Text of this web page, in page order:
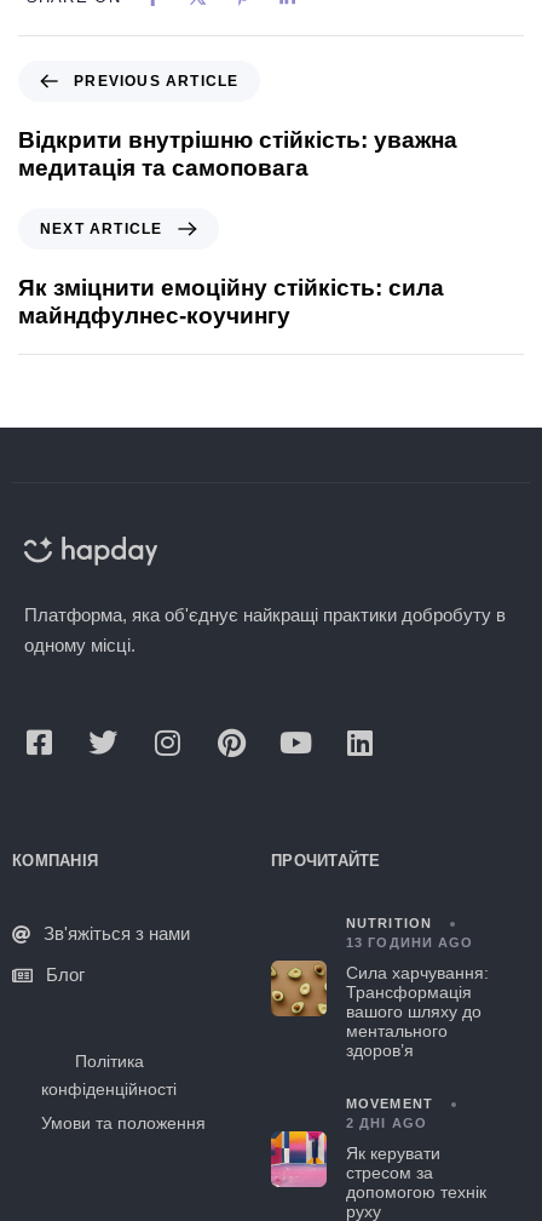
PREVIOUS ARTICLE
Відкрити внутрішню стійкість: уважна
медитація та самоповага
NEXT ARTICLE
Як зміцнити емоційну стійкість: сила
майндфулнес-коучингу
Платформа, яка об'єднує найкращі практики добробуту в
одному місці.
КОМПАНІЯ
Зв'яжіться з нами
Блог
Політика
конфіденційності
Умови та положення
ПРОЧИТАЙТЕ
NUTRITION
13 ГОДИНИ AGO
Сила харчування:
Трансформація
вашого шляху до
ментального
здоров’я
MOVEMENT
2 ДНІ AGO
Як керувати
стресом за
допомогою технік
руху